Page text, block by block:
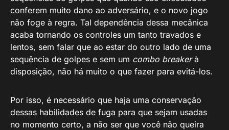
conferem muito dano ao adversário, e o novo jogo
não foge à regra. Tal dependência dessa mecânica
acaba tornando os controles um tanto travados e
lentos, sem falar que ao estar do outro lado de uma
sequência de golpes e sem um combo breakerà
disposição, não há muito o que fazer para evitá-los.
Por isso, é necessário que haja uma conservação
dessas habilidades de fuga para que sejam usadas
no momento certo, a não ser que você não queira